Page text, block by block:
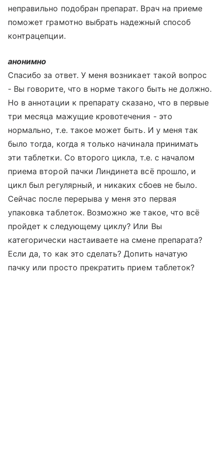
неправильно подобран препарат. Врач на приеме
поможет грамотно выбрать надежный способ
контрацепции.
анонимно
Спасибо за ответ. У меня возникает такой вопрос
- Вы говорите, что в норме такого быть не должно.
Но в аннотации к препарату сказано, что в первые
три месяца мажущие кровотечения - это
нормально, т.е. такое может быть. И у меня так
было тогда, когда я только начинала принимать
эти таблетки. Со второго цикла, т.е. с началом
приема второй пачки Линдинета всё прошло, и
цикл был регулярный, и никаких сбоев не было.
Сейчас после перерыва у меня это первая
упаковка таблеток. Возможно же такое, что всё
пройдет к следующему циклу? Или Вы
категорически настаиваете на смене препарата?
Если да, то как это сделать? Допить начатую
пачку или просто прекратить прием таблеток?